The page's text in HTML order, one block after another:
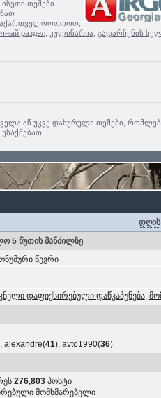
თემები
раздел, კულინარია გადარჩენის
აწ უკვე დახურული თემები,
დღის
5 წუთის მანძილზე
წევრი
დაფიქსირებული დაწკაპუნება,
alexandre(41), avto1990(36)
276,803პოსტი
მომხმარებელი